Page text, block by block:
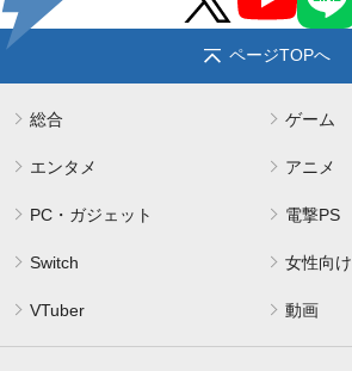
ページTOPへ
総合 ゲーム
エンタメ アニメ
PC・ガジェット 電撃PS
Switch 女性向け
VTuber 動画